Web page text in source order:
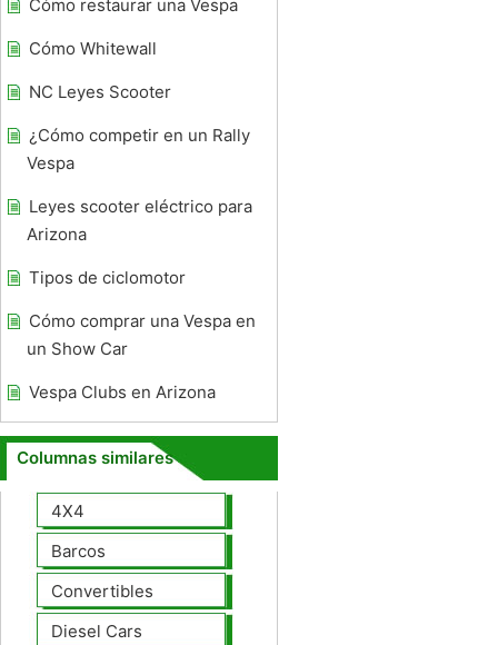
Cómo restaurar una Vespa
Cómo Whitewall
NC Leyes Scooter
¿Cómo competir en un Rally
Vespa
Leyes scooter eléctrico para
Arizona
Tipos de ciclomotor
Cómo comprar una Vespa en
un Show Car
Vespa Clubs en Arizona
Columnas similares
4X4
Barcos
Convertibles
Diesel Cars